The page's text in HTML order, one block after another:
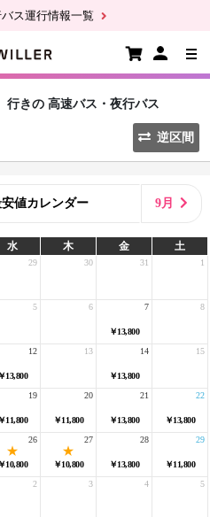
ス運行情報一覧
行きの 高速バス・夜行バス
逆区間
安値カレンダー 9月
水 木 金 土
29 30 31 1
5 6
￥13,800
7 8
￥13,800
12 13
￥13,800
14 15
￥11,800
19
￥11,800
20
￥13,800
21
￥13,800
22
￥10,800
26
￥10,800
27
￥13,800
28
￥11,800
29
2 3 4 5